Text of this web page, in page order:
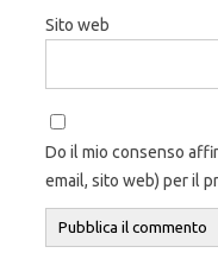
Sito web
Do il mio consenso
email, sito web) per il